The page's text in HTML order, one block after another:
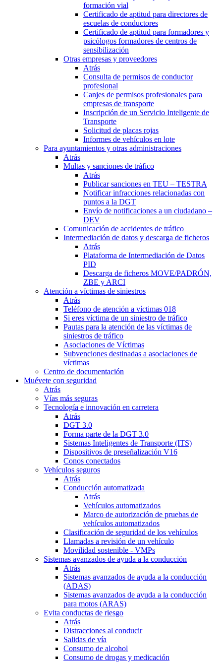
formación vial
Certificado de aptitud para directores de
escuelas de conductores
Certificado de aptitud para formadores y
psicólogos formadores de centros de
sensibilización
Otras empresas y proveedores
Atrás
Consulta de permisos de conductor
profesional
Canjes de permisos profesionales para
empresas de transporte
Inscripción de un Servicio Inteligente de
Transporte
Solicitud de placas rojas
Informes de vehículos en lote
Para ayuntamientos y otras administraciones
Atrás
Multas y sanciones de tráfico
Atrás
Publicar sanciones en TEU – TESTRA
Notificar infracciones relacionadas con
puntos a la DGT
Envío de notificaciones a un ciudadano –
DEV
Comunicación de accidentes de tráfico
Intermediación de datos y descarga de ficheros
Atrás
Plataforma de Intermediación de Datos
PID
Descarga de ficheros MOVE/PADRÓN,
ZBE y ARCI
Atención a víctimas de siniestros
Atrás
Teléfono de atención a víctimas 018
Si eres víctima de un siniestro de tráfico
Pautas para la atención de las víctimas de
siniestros de tráfico
Asociaciones de Víctimas
Subvenciones destinadas a asociaciones de
víctimas
Centro de documentación
Muévete con seguridad
Atrás
Vías más seguras
Tecnología e innovación en carretera
Atrás
DGT 3.0
Forma parte de la DGT 3.0
Sistemas Inteligentes de Transporte (ITS)
Dispositivos de preseñalización V16
Conos conectados
Vehículos seguros
Atrás
Conducción automatizada
Atrás
Vehículos automatizados
Marco de autorización de pruebas de
vehículos automatizados
Clasificación de seguridad de los vehículos
Llamadas a revisión de un vehículo
Movilidad sostenible - VMPs
Sistemas avanzados de ayuda a la conducción
Atrás
Sistemas avanzados de ayuda a la conducción
(ADAS)
Sistemas avanzados de ayuda a la conducción
para motos (ARAS)
Evita conductas de riesgo
Atrás
Distracciones al conducir
Salidas de vía
Consumo de alcohol
Consumo de drogas y medicación